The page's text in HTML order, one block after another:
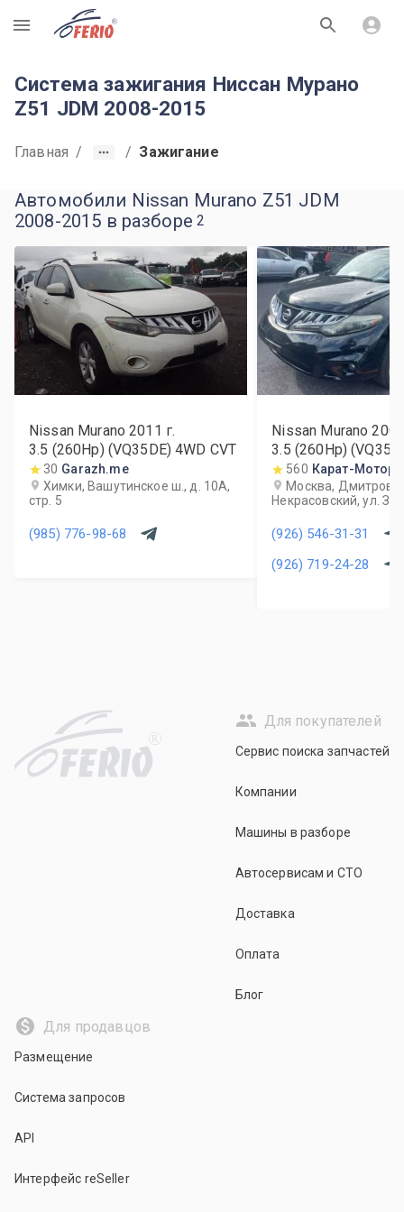
R
Система зажигания Ниссан Мурано
Z51 JDM 2008-2015
Главная / / Зажигание
Автомобили Nissan Murano Z51 JDM
2008-2015 в разборе 2
Nissan Murano 2011 г.
3.5 (260Hp) (VQ35DE) 4WD CVT
30 Garazh.me
Химки, Вашутинское ш., д. 10А,
стр. 5
(985) 776-98-68
Nissan Murano
3.5 (260Hp)
560 Карат-Моторс
Москва,
Некрасовский, ул.
(926) 546-31-31
(926) 719-24-28
R
Для покупателей
Сервис поиска запчастей
Компании
Машины в разборе
Автосервисам и СТО
Доставка
Оплата
Блог
Для продавцов
Размещение
Система запросов
API
Интерфейс reSeller